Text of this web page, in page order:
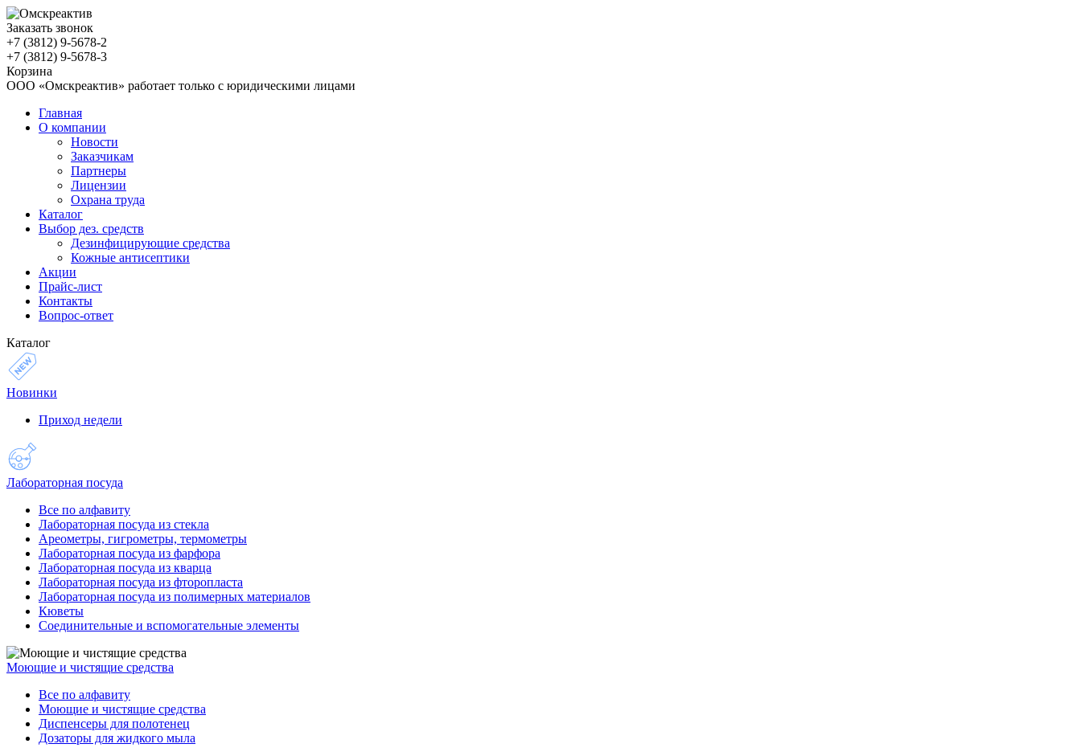
Заказать звонок
+7 (3812) 9-5678-2
+7 (3812) 9-5678-3
Корзина
ООО «Омскреактив» работает только с юридическими лицами
Главная
О компании
Новости
Заказчикам
Партнеры
Лицензии
Охрана труда
Каталог
Выбор дез. средств
Дезинфицирующие средства
Кожные антисептики
Акции
Прайс-лист
Контакты
Вопрос-ответ
Каталог
Новинки
Приход недели
Лабораторная посуда
Все по алфавиту
Лабораторная посуда из стекла
Ареометры, гигрометры, термометры
Лабораторная посуда из фарфора
Лабораторная посуда из кварца
Лабораторная посуда из фторопласта
Лабораторная посуда из полимерных материалов
Кюветы
Соединительные и вспомогательные элементы
Моющие и чистящие средства
Все по алфавиту
Моющие и чистящие средства
Диспенсеры для полотенец
Дозаторы для жидкого мыла